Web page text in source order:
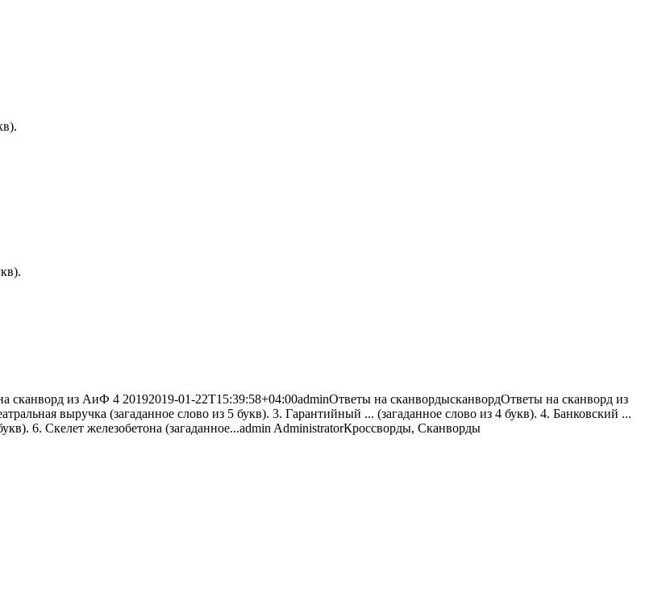
сканворд из АиФ 4 20192019-01-22T15:39:58+04:00adminОтветы на сканвордысканвордОтветы на сканворд из
выручка (загаданное слово из 5 букв). 3. Гарантийный ... (загаданное слово из 4 букв). 4. Банковский ...
6. Скелет железобетона (загаданное...admin AdministratorКроссворды, Сканворды